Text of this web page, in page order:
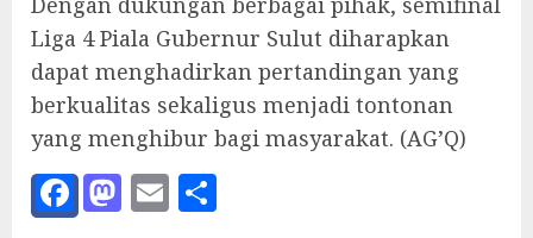
Liga 4 Piala Gubernur Sulut diharapkan
dapat menghadirkan pertandingan yang
berkualitas sekaligus menjadi tontonan
yang menghibur bagi masyarakat. (AG’Q)
Facebook
Mastodon
Email